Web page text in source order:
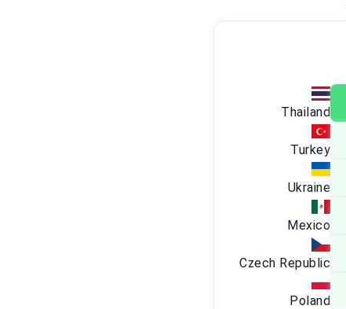
Thailand
Turkey
Ukraine
Mexico
Czech Republic
Poland